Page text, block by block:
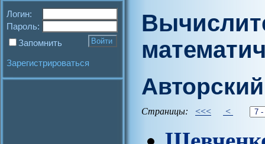
Логин:
Пароль:
Запомнить
Зарегистрироваться
Страницы: <<< <